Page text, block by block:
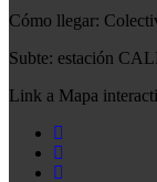
Cómo llegar:
Subte: estación
Link a Mapa